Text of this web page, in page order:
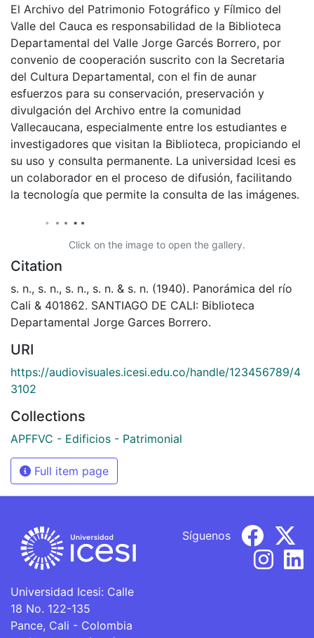
El Archivo del Patrimonio Fotográfico y Fílmico del
Valle del Cauca es responsabilidad de la Biblioteca
Departamental del Valle Jorge Garcés Borrero, por
convenio de cooperación suscrito con la Secretaria
del Cultura Departamental, con el fin de aunar
esfuerzos para su conservación, preservación y
divulgación del Archivo entre la comunidad
Vallecaucana, especialmente entre los estudiantes e
investigadores que visitan la Biblioteca, propiciando el
su uso y consulta permanente. La universidad Icesi es
un colaborador en el proceso de difusión, facilitando
la tecnología que permite la consulta de las imágenes.
Click on the image to open the gallery.
Citation
s. n., s. n., s. n., s. n. & s. n. (1940). Panorámica del río
Cali & 401862. SANTIAGO DE CALI: Biblioteca
Departamental Jorge Garces Borrero.
URI
https://audiovisuales.icesi.edu.co/handle/123456789/4
3102
Collections
APFFVC - Edificios - Patrimonial
Full item page
Universidad Icesi: Calle
18 No. 122-135
Pance, Cali - Colombia
Síguenos